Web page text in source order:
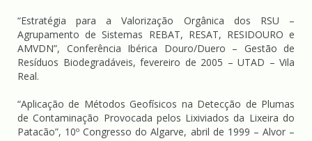
“Estratégia para a Valorização Orgânica dos RSU –
Agrupamento de Sistemas REBAT, RESAT, RESIDOURO e
AMVDN”, Conferência Ibérica Douro/Duero – Gestão de
Resíduos Biodegradáveis, fevereiro de 2005 – UTAD – Vila
Real.
“Aplicação de Métodos Geofísicos na Detecção de Plumas
de Contaminação Provocada pelos Lixiviados da Lixeira do
Patacão”, 10º Congresso do Algarve, abril de 1999 – Alvor –